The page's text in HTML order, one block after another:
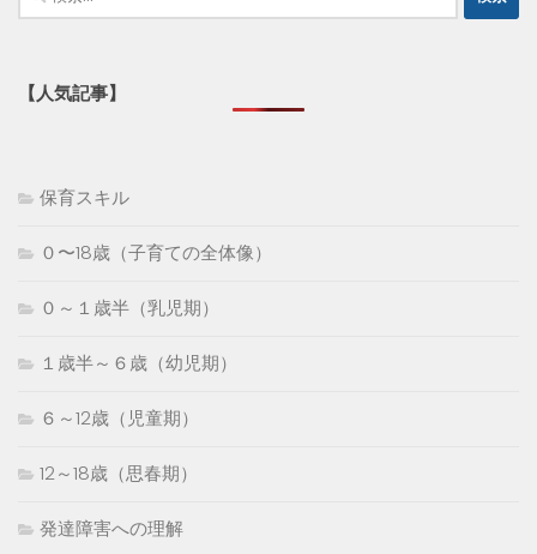
索:
【人気記事】
保育スキル
０〜18歳（子育ての全体像）
０～１歳半（乳児期）
１歳半～６歳（幼児期）
６～12歳（児童期）
12～18歳（思春期）
発達障害への理解